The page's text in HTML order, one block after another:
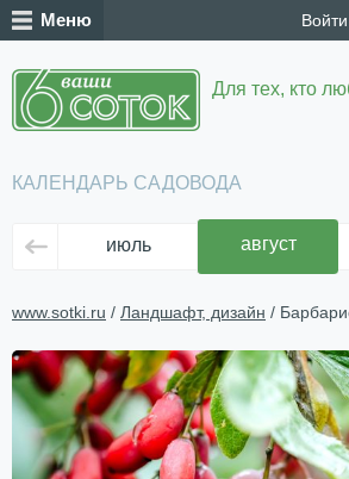
Войти
Меню
Для тех, кто
КАЛЕНДАРЬ САДОВОДА
июль август
www.sotki.ru / Ландшафт, дизайн /